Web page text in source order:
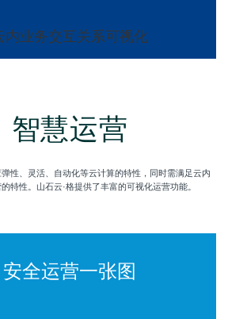
内业务交互关系可视化
智慧运营
性、灵活、自动化等云计算的特性，同时需满足云内
特性。山石云·格提供了丰富的可视化运营功能。
安全运营一张图